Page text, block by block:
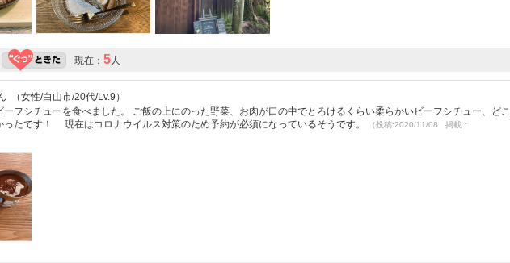
現在： 5人
（女性/白山市/20代/Lv.9）
ーフシチューを食べました。 ご飯の上にのった野菜、お肉が口の中でとろけるくらい柔らかいビーフシチュー、どこ
ったです！ 現在はコロナウイルス対策のため予約が必須になっているそうです。
（投稿:2020/11/08 掲載：